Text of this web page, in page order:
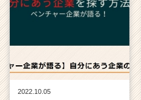
2022.10.05